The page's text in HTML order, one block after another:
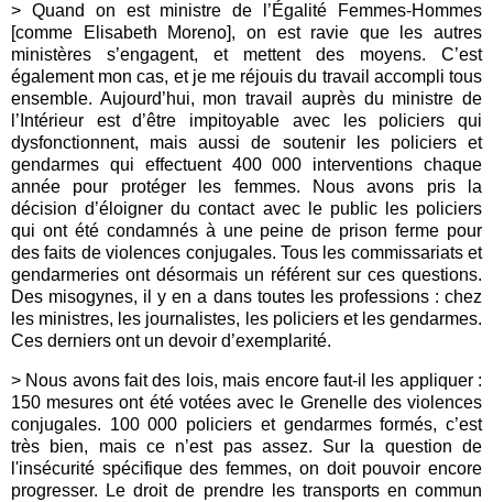
> Quand on est ministre de l’Égalité Femmes-Hommes
[comme Elisabeth Moreno], on est ravie que les autres
ministères s’engagent, et mettent des moyens. C’est
également mon cas, et je me réjouis du travail accompli tous
ensemble. Aujourd’hui, mon travail auprès du ministre de
l’Intérieur est d’être impitoyable avec les policiers qui
dysfonctionnent, mais aussi de soutenir les policiers et
gendarmes qui effectuent 400 000 interventions chaque
année pour protéger les femmes. Nous avons pris la
décision d’éloigner du contact avec le public les policiers
qui ont été condamnés à une peine de prison ferme pour
des faits de violences conjugales. Tous les commissariats et
gendarmeries ont désormais un référent sur ces questions.
Des misogynes, il y en a dans toutes les professions : chez
les ministres, les journalistes, les policiers et les gendarmes.
Ces derniers ont un devoir d’exemplarité.
> Nous avons fait des lois, mais encore faut-il les appliquer :
150 mesures ont été votées avec le Grenelle des violences
conjugales. 100 000 policiers et gendarmes formés, c’est
très bien, mais ce n’est pas assez. Sur la question de
l'insécurité spécifique des femmes, on doit pouvoir encore
progresser. Le droit de prendre les transports en commun